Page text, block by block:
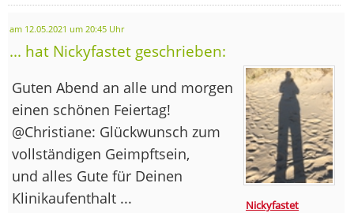
am 12.05.2021 um 20:45 Uhr
... hat Nickyfastet geschrieben:
Nickyfastet
Guten Abend an alle und morgen
einen schönen Feiertag!
@Christiane: Glückwunsch zum
vollständigen Geimpftsein,
und alles Gute für Deinen
Klinikaufenthalt ...